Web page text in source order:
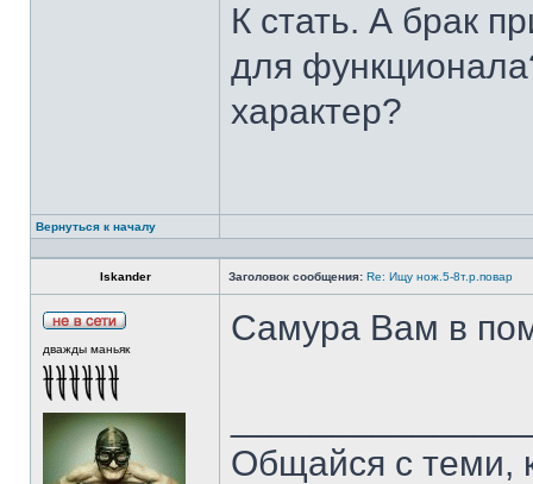
К стать. А брак
для
характер?
Вернуться к началу
Iskander Заголовок сообщения: Re: Ищу нож.5-8т.р.повар
дважды маньяк
Самура Вам в
Общайся с теми,